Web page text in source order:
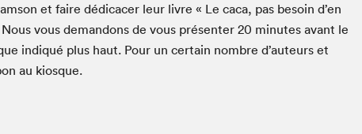
Matinées scolaires Hydro-Québec
Narra
Vitrine du Festival littéraire international Metropolis
bleu au SLM
et faire dédi­cac­er leur livre « Le caca, pas besoin d’en
vous deman­dons de vous présen­ter 20 min­utes avant le
indiqué plus haut. Pour un cer­tain nom­bre d’auteurs et
au kiosque.